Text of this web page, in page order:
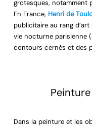
grotesques, notamment
En France, Henri de
publicitaire au rang
vie nocturne parisienne
contours cernés et des
Dans la peinture et les